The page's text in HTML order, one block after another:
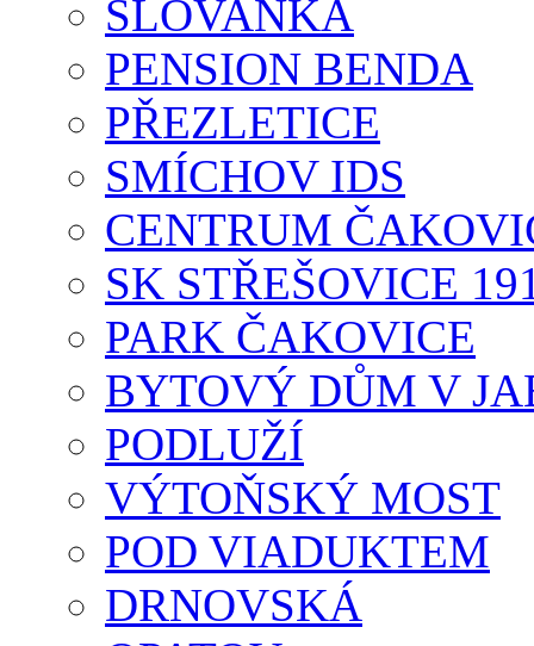
SLOVANKA
PENSION BENDA
PŘEZLETICE
SMÍCHOV IDS
CENTRUM
SK STŘEŠOVICE
PARK ČAKOVICE
BYTOVÝ DŮM V
PODLUŽÍ
VÝTOŇSKÝ MOST
POD VIADUKTEM
DRNOVSKÁ